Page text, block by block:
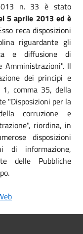
n. 33 è stato
5 aprile 2013 ed è
reca disposizioni
riguardante gli
e diffusione di
Amministrazioni". Il
dei principi e
comma 35, della
"Disposizioni per la
corruzione e
riordina, in
disposizioni
di informazione,
delle Pubbliche